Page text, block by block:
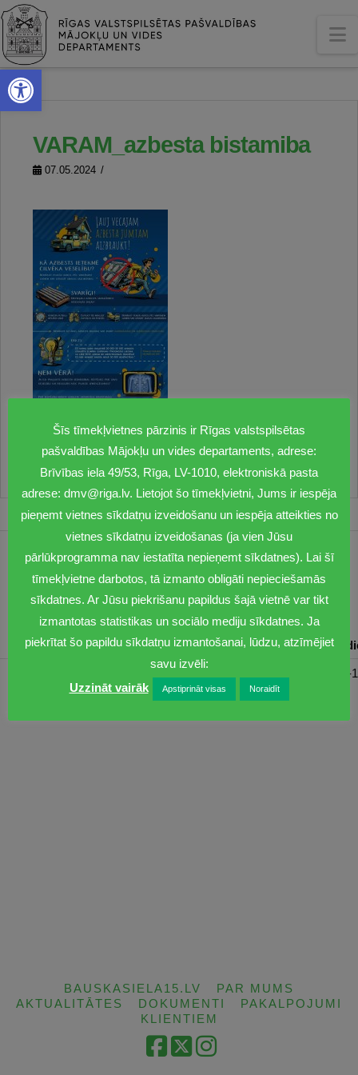
Open toolbar
VARAM_azbesta bistamiba
07.05.2024
1201
dmv@riga.lv
Pirmdiena Otrdiena Trešdiena Ceturtdiena
08:00-
BAUSKASIELA15.LV
PAR MUMS
AKTUALITĀTES
DOKUMENTI
PAKALPOJUMI
KLIENTIEM
Facebook
X Instagram
Šīs tīmekļvietnes pārzinis ir Rīgas valstspilsētas
pašvaldības Mājokļu un vides departaments, adrese:
Brīvības iela 49/53, Rīga, LV-1010, elektroniskā pasta
adrese: dmv@riga.lv. Lietojot šo tīmekļvietni, Jums ir iespēja
pieņemt vietnes sīkdatņu izveidošanu un iespēja atteikties no
vietnes sīkdatņu izveidošanas (ja vien Jūsu
pārlūkprogramma nav iestatīta nepieņemt sīkdatnes). Lai šī
tīmekļvietne darbotos, tā izmanto obligāti nepieciešamās
sīkdatnes. Ar Jūsu piekrišanu papildus šajā vietnē var tikt
izmantotas statistikas un sociālo mediju sīkdatnes. Ja
piekrītat šo papildu sīkdatņu izmantošanai, lūdzu, atzīmējiet
savu izvēli:
Uzzināt vairāk
Apstiprināt visas Noraidīt